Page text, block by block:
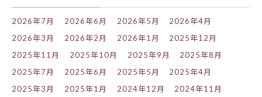
2026年7月 2026年6月 2026年5月
2026年4月
2026年3月
2026年2月 2026年1月
2025年12月
2025年11月
2025年10月 2025年9月
2025年8月
2025年7月
2025年6月 2025年5月
2025年4月
2025年3月
2025年1月 2024年12月
2024年11月